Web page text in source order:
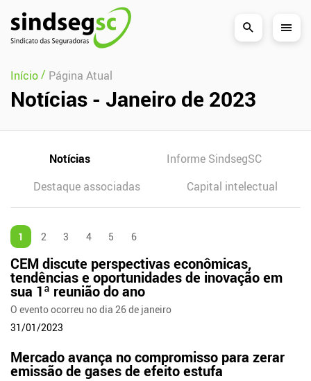
Pular Navegação (s)
Início/ Página Atual
Notícias - Janeiro de 2023
Notícias
Informe SindsegSC
Destaque associadas
Capital intelectual
1 2 3 4 5 6
CEM discute perspectivas econômicas,
tendências e oportunidades de inovação em
sua 1ª reunião do ano
O evento ocorreu no dia 26 de janeiro
31/01/2023
Mercado avança no compromisso para zerar
emissão de gases de efeito estufa